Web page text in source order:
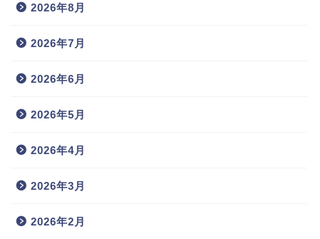
2026年8月
2026年7月
2026年6月
2026年5月
2026年4月
2026年3月
2026年2月